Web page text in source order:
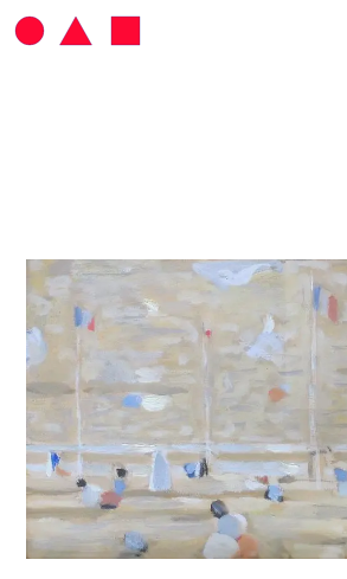
CATALOGUE DES
VOL. 1 : LES
VOL. 2 : LES
VOL. 3 : CRAYONS DE
CONTACT